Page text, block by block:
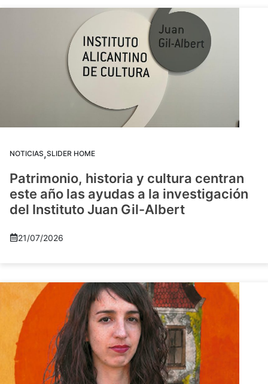
NOTICIAS,SLIDER HOME
Patrimonio, historia y cultura centran
este año las ayudas a la investigación
del Instituto Juan Gil-Albert
21/07/2026